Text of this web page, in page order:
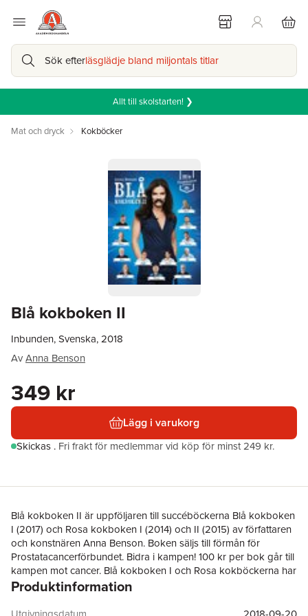
Sök efterläsglädje bland miljontals titlar
Allt till skolstarten! ❯
Mat och dryck Kokböcker
Blå kokboken II
Inbunden, Svenska, 2018
AvAnna Benson
349 kr
Lägg i varukorg
Skickas . Fri frakt för medlemmar vid köp för minst 249 kr.
Blå kokboken II är uppföljaren till succéböckerna Blå kokboken
I (2017) och Rosa kokboken I (2014) och II (2015) av författaren
och konstnären Anna Benson. Boken säljs till förmån för
Prostatacancerförbundet. Bidra i kampen! 100 kr per bok går till
kampen mot cancer. Blå kokboken I och Rosa kokböckerna har
vunnit pris tre gånger på World Gourmand Awards -
tapetserade dessutom Sverige genom såväl löpsedlar som
Produktinformation